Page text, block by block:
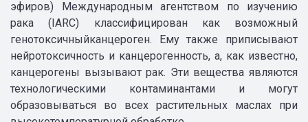
эфиров) Международным агентством по изучению
рака (IARC) классифицирован как возможный
генотоксичныйканцероген. Ему также приписывают
нейротоксичность и канцерогенность, а, как известно,
канцерогены вызывают рак. Эти вещества являются
технологическими контаминантами и могут
образовываться во всех растительных маслах при